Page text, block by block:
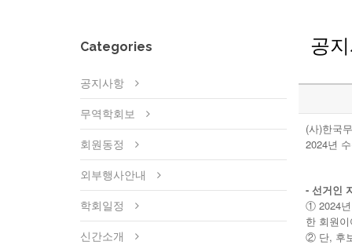
Categories
공지사항
무역학회보
회원동정
외부행사안내
학회일정
신간소개
공
(사)한국
2024년
- 선거인
① 2024년
한 회원
② 단, 후